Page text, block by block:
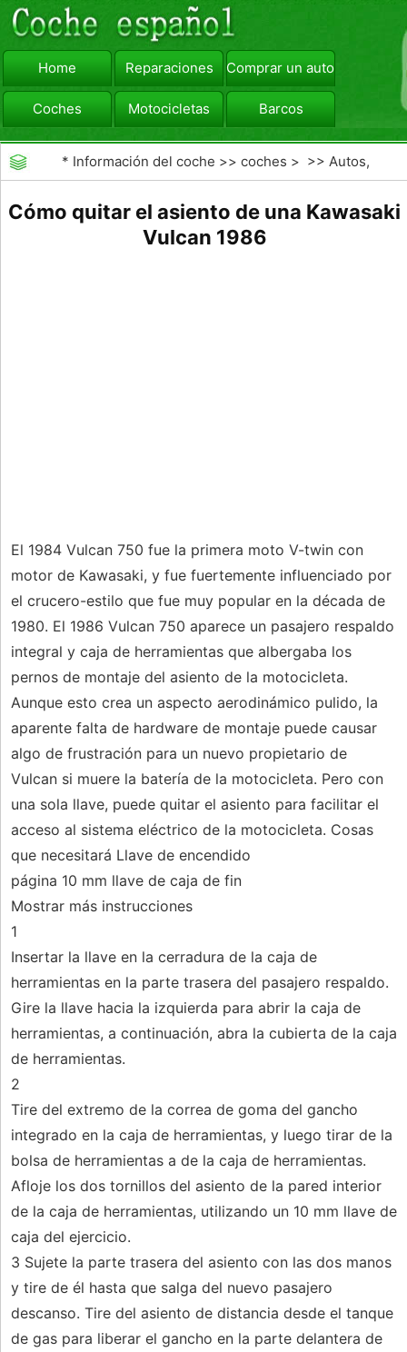
Home Reparaciones Comprar un automóvil
Coches Motocicletas Barcos
viajar Camiones
* Información del coche >>coches > >>Autos,
Cómo quitar el asiento de una Kawasaki
Vulcan 1986
El 1984 Vulcan 750 fue la primera moto V-twin con
motor de Kawasaki, y fue fuertemente influenciado por
el crucero-estilo que fue muy popular en la década de
1980. El 1986 Vulcan 750 aparece un pasajero respaldo
integral y caja de herramientas que albergaba los
pernos de montaje del asiento de la motocicleta.
Aunque esto crea un aspecto aerodinámico pulido, la
aparente falta de hardware de montaje puede causar
algo de frustración para un nuevo propietario de
Vulcan si muere la batería de la motocicleta. Pero con
una sola llave, puede quitar el asiento para facilitar el
acceso al sistema eléctrico de la motocicleta. Cosas
que necesitará Llave de encendido
página 10 mm llave de caja de fin
Mostrar más instrucciones
1
Insertar la llave en la cerradura de la caja de
herramientas en la parte trasera del pasajero respaldo.
Gire la llave hacia la izquierda para abrir la caja de
herramientas, a continuación, abra la cubierta de la caja
de herramientas.
2
Tire del extremo de la correa de goma del gancho
integrado en la caja de herramientas, y luego tirar de la
bolsa de herramientas a de la caja de herramientas.
Afloje los dos tornillos del asiento de la pared interior
de la caja de herramientas, utilizando un 10 mm llave de
caja del ejercicio.
3 Sujete la parte trasera del asiento con las dos manos
y tire de él hasta que salga del nuevo pasajero
descanso. Tire del asiento de distancia desde el tanque
de gas para liberar el gancho en la parte delantera de